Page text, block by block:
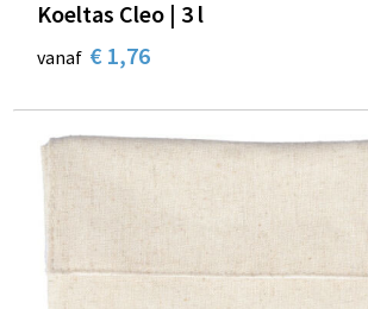
Koeltas Cleo | 3 l
vanaf € 1,76